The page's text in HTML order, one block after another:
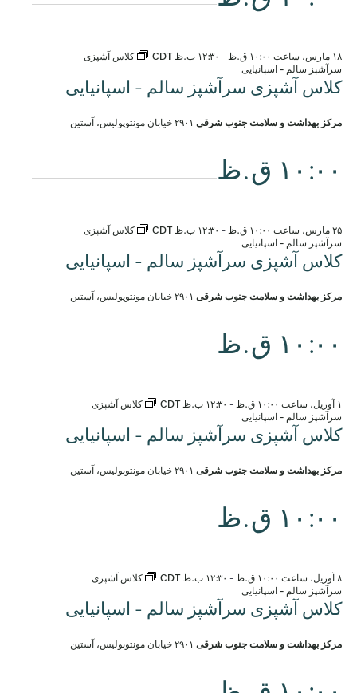
کلاس آشپزی سرآشپز سالم - اسپانیایی
۱۸ مارس، ساعت ۱۰:۰۰ ق.ظ - ۱۲:۳۰ ب.ظ CDT
کلاس آشپزی
سرآشپز سالم - اسپانیایی
مرکز بهداشت و سلامت جنوب شرقی ۲۹۰۱ خیابان مونتوپولیس، آستین
۱۰:۰۰ ق.ظ
کلاس آشپزی سرآشپز سالم - اسپانیایی
۲۵ مارس، ساعت ۱۰:۰۰ ق.ظ - ۱۲:۳۰ ب.ظ CDT
کلاس آشپزی
سرآشپز سالم - اسپانیایی
مرکز بهداشت و سلامت جنوب شرقی ۲۹۰۱ خیابان مونتوپولیس، آستین
۱۰:۰۰ ق.ظ
کلاس آشپزی سرآشپز سالم - اسپانیایی
۱ آوریل، ساعت ۱۰:۰۰ ق.ظ - ۱۲:۳۰ ب.ظ CDT
کلاس آشپزی
سرآشپز سالم - اسپانیایی
مرکز بهداشت و سلامت جنوب شرقی ۲۹۰۱ خیابان مونتوپولیس، آستین
۱۰:۰۰ ق.ظ
کلاس آشپزی سرآشپز سالم - اسپانیایی
۸ آوریل، ساعت ۱۰:۰۰ ق.ظ - ۱۲:۳۰ ب.ظ CDT
کلاس آشپزی
سرآشپز سالم - اسپانیایی
مرکز بهداشت و سلامت جنوب شرقی ۲۹۰۱ خیابان مونتوپولیس، آستین